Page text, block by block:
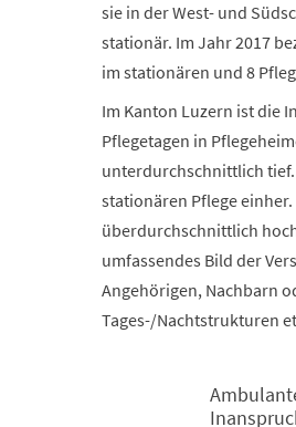
sie in der West- und
stationär. Im Jahr 2017
im stationären und 8
Im Kanton Luzern ist die
Pflegetagen in
unterdurchschnittlich tief.
stationären Pflege
überdurchschnittlich
umfassendes Bild der
Angehörigen, Nachbarn
Tages-/Nachtstrukturen